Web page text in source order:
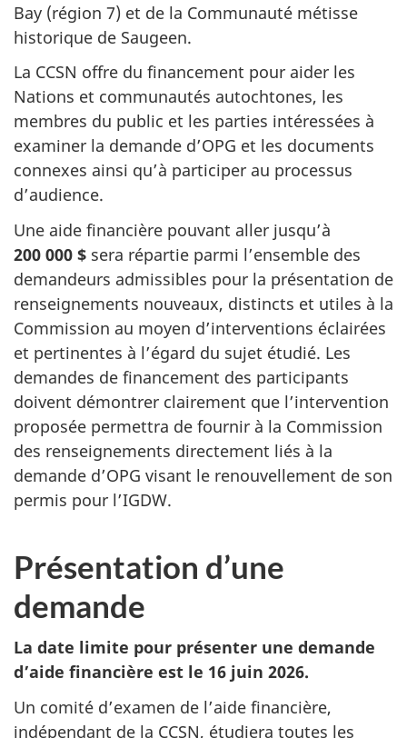
Bay (région 7) et de la Communauté métisse
historique de Saugeen.
La CCSN offre du financement pour aider les
Nations et communautés autochtones, les
membres du public et les parties intéressées à
examiner la demande d’OPG et les documents
connexes ainsi qu’à participer au processus
d’audience.
Une aide financière pouvant aller jusqu’à
200 000 $ sera répartie parmi l’ensemble des
demandeurs admissibles pour la présentation de
renseignements nouveaux, distincts et utiles à la
Commission au moyen d’interventions éclairées
et pertinentes à l’égard du sujet étudié. Les
demandes de financement des participants
doivent démontrer clairement que l’intervention
proposée permettra de fournir à la Commission
des renseignements directement liés à la
demande d’OPG visant le renouvellement de son
permis pour l’IGDW.
Présentation d’une
demande
La date limite pour présenter une demande
d’aide financière est le 16 juin 2026.
Un comité d’examen de l’aide financière,
indépendant de la CCSN, étudiera toutes les